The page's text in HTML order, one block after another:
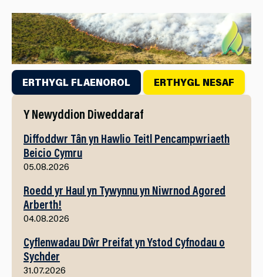
ERTHYGL FLAENOROL ERTHYGL NESAF
Y Newyddion Diweddaraf
Diffoddwr Tân yn Hawlio Teitl Pencampwriaeth
Beicio Cymru
05.08.2026
Roedd yr Haul yn Tywynnu yn Niwrnod Agored
Arberth!
04.08.2026
Cyflenwadau Dŵr Preifat yn Ystod Cyfnodau o
Sychder
31.07.2026